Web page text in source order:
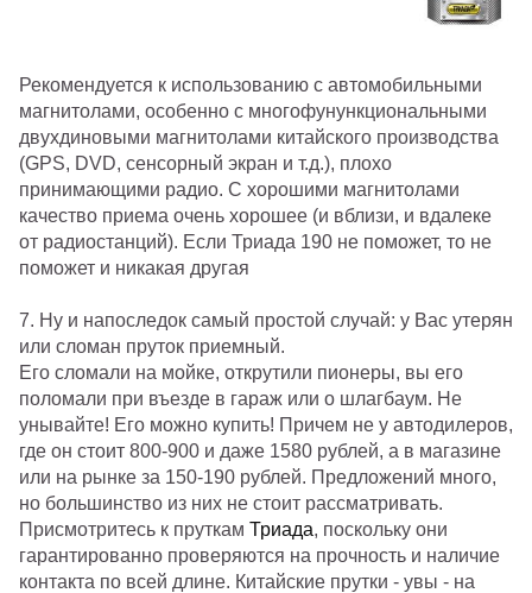
Рекомендуется к использованию с автомобильными
магнитолами, особенно с многофунункциональными
двухдиновыми магнитолами китайского производства
(GPS, DVD, сенсорный экран и т.д.), плохо
принимающими радио. С хорошими магнитолами
качество приема очень хорошее (и вблизи, и вдалеке
от радиостанций). Если Триада 190 не поможет, то не
поможет и никакая другая
7. Ну и напоследок самый простой случай: у Вас утерян
или сломан пруток приемный.
Его сломали на мойке, открутили пионеры, вы его
поломали при въезде в гараж или о шлагбаум. Не
унывайте! Его можно купить! Причем не у автодилеров,
где он стоит 800-900 и даже 1580 рублей, а в магазине
или на рынке за 150-190 рублей. Предложений много,
но большинство из них не стоит рассматривать.
Присмотритесь к пруткам Триада, поскольку они
гарантированно проверяются на прочность и наличие
контакта по всей длине. Китайские прутки - увы - на